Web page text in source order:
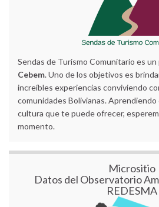
Sendas de Turismo Comunitario es
Cebem. Uno de los objetivos es
increíbles experiencias conviviendo
comunidades Bolivianas. Aprendiendo
cultura que te puede ofrecer,
momento.
Micrositio
Datos del Observatorio
REDESMA